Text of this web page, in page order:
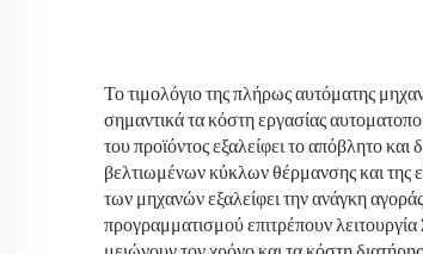
Το τιμολόγιο της πλήρως αυτόματης
σημαντικά τα κόστη εργασίας
του προϊόντος εξαλείφει το απόβλητο
βελτιωμένων κύκλων θέρμανσης και της
των μηχανών εξαλείφει την ανάγκη
προγραμματισμού επιτρέπουν